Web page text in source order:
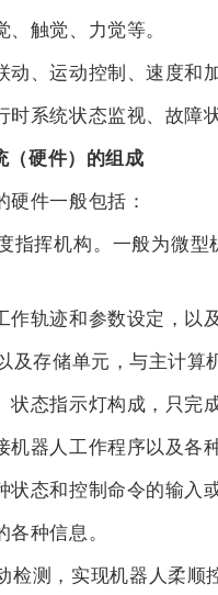
触觉、力觉等。
运动控制、速度和加
统状态监视、故障状
（硬件）的组成
件一般包括：
挥机构。一般为微型
迹和参数设定，以及
存储单元，与主计算
态指示灯构成，只完成
人工作程序以及各
态和控制命令的输入或
种信息。
测，实现机器人柔顺